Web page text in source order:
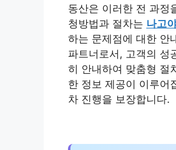
동산은 이러한 전 과정
청방법과 절차는 나고
하는 문제점에 대한 안
파트너로서, 고객의 성
히 안내하여 맞춤형 절
한 정보 제공이 이루어
차 진행을 보장합니다.